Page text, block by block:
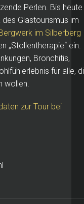
Perlen. Bis heute
Glastourismus im
im Silberberg
„Stollentherapie“ ein.
Bronchitis,
für alle,
wollen.
zur Tour bei